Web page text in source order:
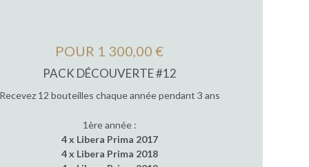
POUR 1 300,00 €
PACK DÉCOUVERTE #12
12 bouteilles chaque année pendant 3 ans
1ère année :
4 x Libera Prima 2017
4 x Libera Prima 2018